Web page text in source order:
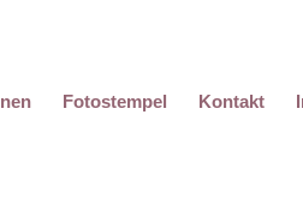
Fotostempel Kontakt